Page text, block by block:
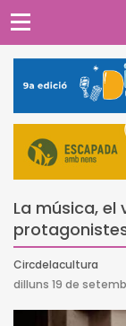
La música, el
Circdelacultura
dilluns 19 de